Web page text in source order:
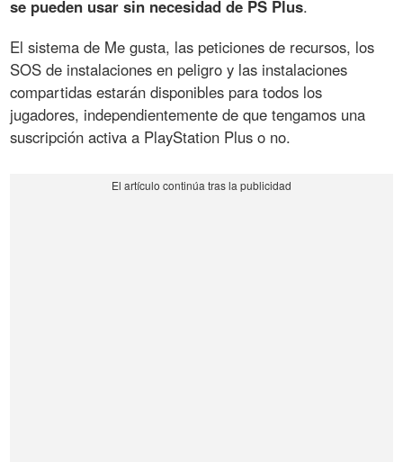
se pueden usar sin necesidad de PS Plus.
El sistema de Me gusta, las peticiones de recursos, los
SOS de instalaciones en peligro y las instalaciones
compartidas estarán disponibles para todos los
jugadores, independientemente de que tengamos una
suscripción activa a PlayStation Plus o no.